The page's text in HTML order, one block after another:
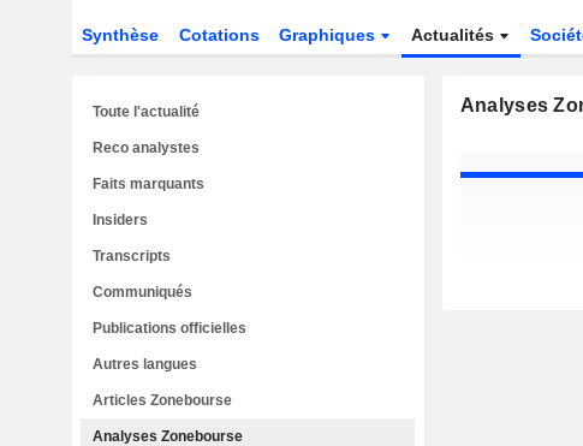
Synthèse Cotations Graphiques Actualités
Analyses
Toute l'actualité
Reco analystes
Faits marquants
Insiders
Transcripts
Communiqués
Publications officielles
Autres langues
Articles Zonebourse
Analyses Zonebourse